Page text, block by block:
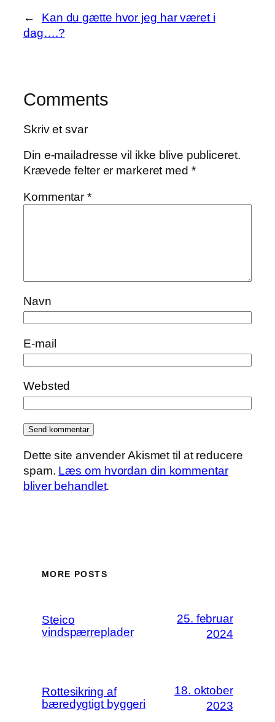
←
Kan du gætte hvor jeg har været i
dag….?
Comments
Skriv et svar
Din e-mailadresse vil ikke blive publiceret.
Krævede felter er markeret med *
Kommentar*
Navn
E-mail
Websted
Dette site anvender Akismet til at reducere
spam. Læs om hvordan din kommentar
bliver behandlet.
MORE POSTS
Steico
vindspærreplader
25. februar
2024
Rottesikring af
bæredygtigt byggeri
18. oktober
2023